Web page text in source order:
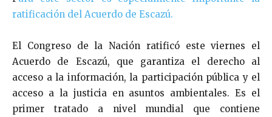
ratificación del Acuerdo de Escazú.
El Congreso de la Nación ratificó este viernes el
Acuerdo de Escazú, que garantiza el derecho al
acceso a la información, la participación pública y el
acceso a la justicia en asuntos ambientales. Es el
primer tratado a nivel mundial que contiene